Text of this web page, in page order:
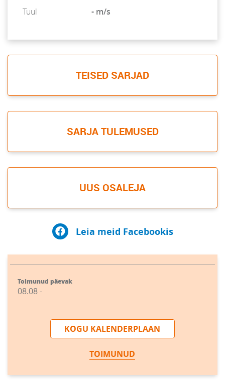
Tuul
- m/s
TEISED SARJAD
SARJA TULEMUSED
UUS OSALEJA
Leia meid Facebookis
Toimunud päevak
08.08 -
KOGU KALENDERPLAAN
TOIMUNUD